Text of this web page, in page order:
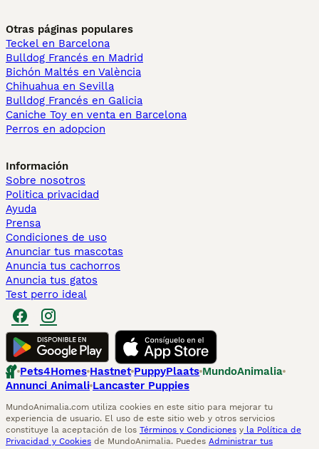
Otras páginas populares
Teckel en Barcelona
Bulldog Francés en Madrid
Bichón Maltés en València
Chihuahua en Sevilla
Bulldog Francés en Galicia
Caniche Toy en venta en Barcelona
Perros en adopcion
Información
Sobre nosotros
Politica privacidad
Ayuda
Prensa
Condiciones de uso
Anunciar tus mascotas
Anuncia tus cachorros
Anuncia tus gatos
Test perro ideal
Pets4Homes Hastnet PuppyPlaats MundoAnimalia
Annunci Animali Lancaster Puppies
MundoAnimalia.com utiliza cookies en este sitio para mejorar tu
experiencia de usuario. El uso de este sitio web y otros servicios
constituye la aceptación de los Términos y Condiciones y la Política de
Privacidad y Cookies de MundoAnimalia. Puedes Administrar tus